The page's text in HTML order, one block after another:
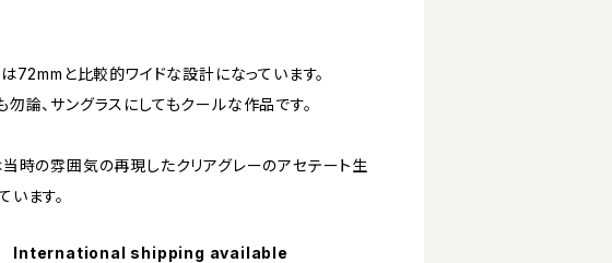
72mmと比較的ワイドな設計になっています。
勿論、サングラスにしてもクールな作品です。
時の雰囲気の再現したクリアグレーのアセテート生
います。
International shipping available